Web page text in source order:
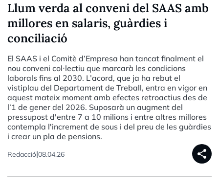
Llum verda al conveni del SAAS amb
millores en salaris, guàrdies i
conciliació
El SAAS i el Comitè d’Empresa han tancat finalment el
nou conveni col·lectiu que marcarà les condicions
laborals fins al 2030. L’acord, que ja ha rebut el
vistiplau del Departament de Treball, entra en vigor en
aquest mateix moment amb efectes retroactius des de
l’1 de gener del 2026. Suposarà un augment del
pressupost d'entre 7 a 10 milions i entre altres millores
contempla l'increment de sous i del preu de les guàrdies
i crear un pla de pensions.
Redacció|08.04.26 share